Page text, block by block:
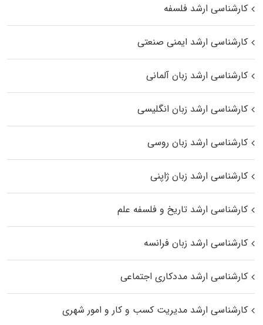
کارشناسی ارشد فلسفه
کارشناسی ارشد ایمنی صنعتی
کارشناسی ارشد زبان آلمانی
کارشناسی ارشد زبان انگلیسی
کارشناسی ارشد زبان روسی
کارشناسی ارشد زبان ژاپنی
کارشناسی ارشد تاریخ و فلسفه علم
کارشناسی ارشد زبان فرانسه
کارشناسی ارشد مددکاری اجتماعی
کارشناسی ارشد مدیریت کسب و کار و امور شهری